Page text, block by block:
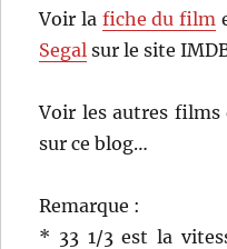
Voir la fiche du film
Segal sur le site
Voir les autres films
sur ce blog…
Remarque :
* 33 1/3 est la